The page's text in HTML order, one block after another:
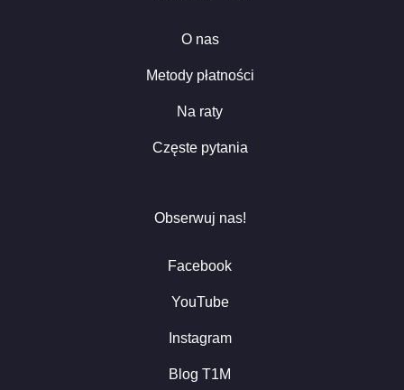
O nas
Metody płatności
Na raty
Częste pytania
Obserwuj nas!
Facebook
YouTube
Instagram
Blog T1M